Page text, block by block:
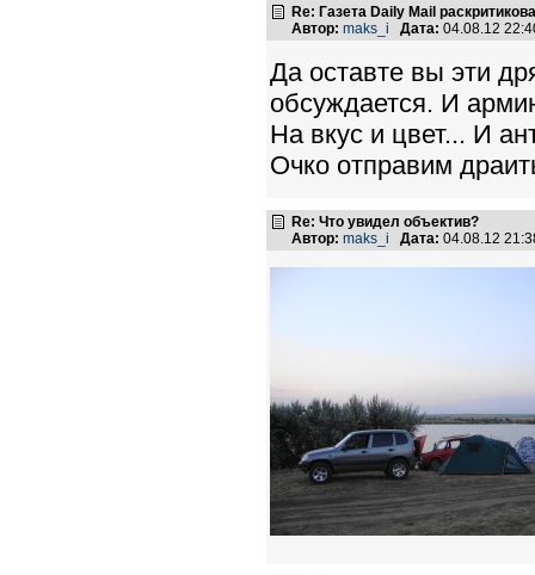
Re: Газета Daily Mail
Автор: maks_i Дата: 04.08.12
Да оставте вы эти
обсуждается. И
На вкус и цвет... И
Очко отправим
Re: Что увидел объектив?
Автор: maks_i Дата: 04.08.12